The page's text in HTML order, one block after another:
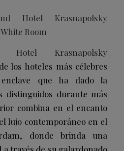
Hotel Krasnapolsky
Room
Hotel Krasnapolsky
los hoteles más célebres
que ha dado la
distinguidos durante más
combina en el encanto
lujo contemporáneo en el
donde brinda una